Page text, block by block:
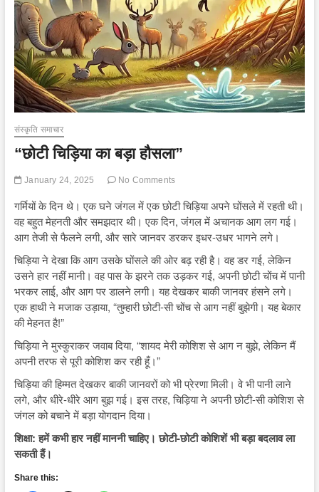
संस्कृति समाचार
“छोटी चिड़िया का बड़ा हौसला”
January 24, 2025 No Comments
गर्मियों के दिन थे। एक घने जंगल में एक छोटी चिड़िया अपने घोंसले में रहती थी।
वह बहुत मेहनती और समझदार थी। एक दिन, जंगल में अचानक आग लग गई।
आग तेजी से फैलने लगी, और सारे जानवर डरकर इधर-उधर भागने लगे।
चिड़िया ने देखा कि आग उसके घोंसले की ओर बढ़ रही है। वह डर गई, लेकिन
उसने हार नहीं मानी। वह पास के झरने तक उड़कर गई, अपनी छोटी चोंच में पानी
भरकर लाई, और आग पर डालने लगी। यह देखकर बाकी जानवर हंसने लगे।
एक हाथी ने मजाक उड़ाया, “तुम्हारी छोटी-सी चोंच से आग नहीं बुझेगी। यह बेकार
की मेहनत है!”
चिड़िया ने मुस्कुराकर जवाब दिया, “शायद मेरी कोशिश से आग न बुझे, लेकिन मैं
अपनी तरफ से पूरी कोशिश कर रही हूँ।”
चिड़िया की हिम्मत देखकर बाकी जानवरों को भी प्रेरणा मिली। वे भी पानी लाने
लगे, और धीरे-धीरे आग बुझ गई। इस तरह, चिड़िया ने अपनी छोटी-सी कोशिश से
जंगल को बचाने में बड़ा योगदान दिया।
शिक्षा: हमें कभी हार नहीं माननी चाहिए। छोटी-छोटी कोशिशें भी बड़ा बदलाव ला
सकती हैं।
Share this: